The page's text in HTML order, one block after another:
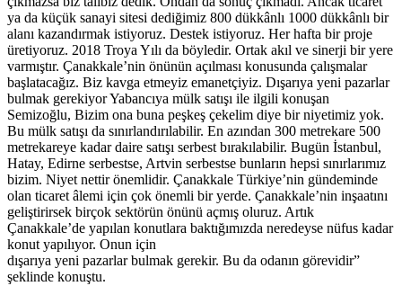
ya da küçük sanayi sitesi dediğimiz 800 dükkânlı 1000 dükkânlı bir
alanı kazandırmak istiyoruz. Destek istiyoruz. Her hafta bir proje
üretiyoruz. 2018 Troya Yılı da böyledir. Ortak akıl ve sinerji bir yere
varmıştır. Çanakkale’nin önünün açılması konusunda çalışmalar
başlatacağız. Biz kavga etmeyiz emanetçiyiz. Dışarıya yeni pazarlar
bulmak gerekiyor Yabancıya mülk satışı ile ilgili konuşan
Semizoğlu, Bizim ona buna peşkeş çekelim diye bir niyetimiz yok.
Bu mülk satışı da sınırlandırılabilir. En azından 300 metrekare 500
metrekareye kadar daire satışı serbest bırakılabilir. Bugün İstanbul,
Hatay, Edirne serbestse, Artvin serbestse bunların hepsi sınırlarımız
bizim. Niyet nettir önemlidir. Çanakkale Türkiye’nin gündeminde
olan ticaret âlemi için çok önemli bir yerde. Çanakkale’nin inşaatını
geliştirirsek birçok sektörün önünü açmış oluruz. Artık
Çanakkale’de yapılan konutlara baktığımızda neredeyse nüfus kadar
konut yapılıyor. Onun için
dışarıya yeni pazarlar bulmak gerekir. Bu da odanın görevidir”
şeklinde konuştu.